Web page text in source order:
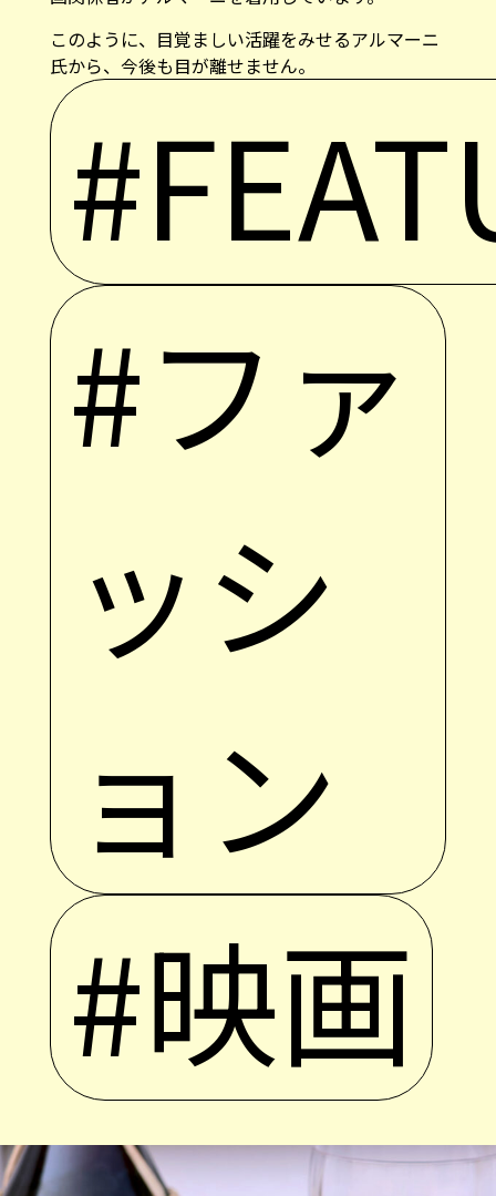
このように、目覚ましい活躍をみせるアルマーニ
氏から、今後も目が離せません。
#ファ
ッシ
ョン
#映画